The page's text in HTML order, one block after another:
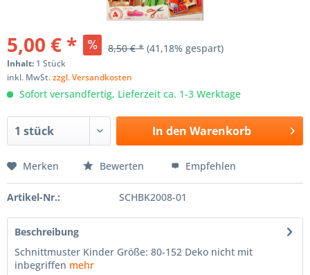
5,00 € * 8,50 € * (41,18% gespart)
Inhalt: 1 Stück
inkl. MwSt.zzgl. Versandkosten
Sofort versandfertig, Lieferzeit ca. 1-3 Werktage
In den Warenkorb
Merken Bewerten Empfehlen
Artikel-Nr.: SCHBK2008-01
Beschreibung
Schnittmuster Kinder Größe: 80-152 Deko nicht mit
inbegriffen mehr